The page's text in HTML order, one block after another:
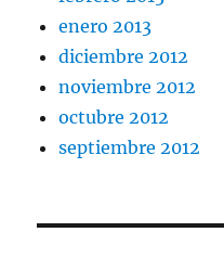
enero 2013
diciembre 2012
noviembre 2012
octubre 2012
septiembre 2012